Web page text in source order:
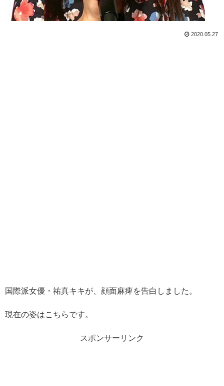
2020.05.27
国際派女優・祐真キキが、顔面麻痺を告白しました。
現在の姿はこちらです。
スポンサーリンク